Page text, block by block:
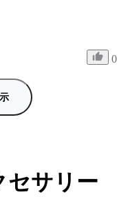
0
セサリー